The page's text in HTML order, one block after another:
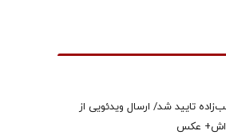
تایید شد/ ارسال ویدئویی از
عکس